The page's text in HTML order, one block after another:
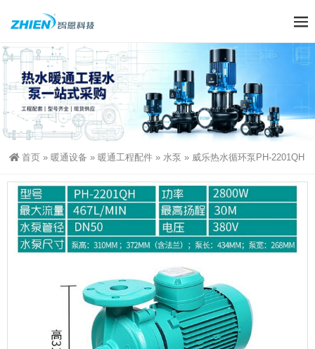
首页 » 暖通设备 » 暖通工程配件 » 水泵 » 威乐热水循环泵PH-2201QH